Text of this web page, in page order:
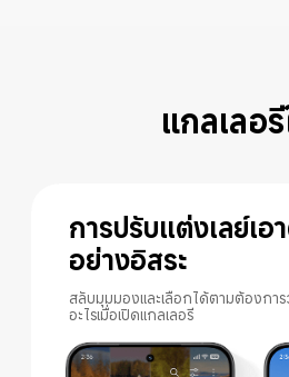
แกลเลอ
การปรับแต่งเลย์เอ
อย่างอิสระ
สลับมุมมองและเลือกได้ตามต้องการ
อะไรเมื่อเปิดแกลเลอรี